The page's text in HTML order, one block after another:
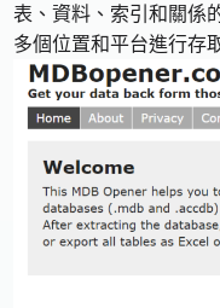
表、資料、索引和關係
多個位置和平台進行存